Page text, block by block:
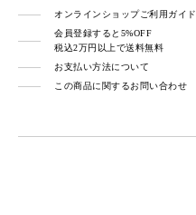
オンラインショップご利用ガイド
会員登録すると5%OFF
税込2万円以上で送料無料
お支払い方法について
この商品に関するお問い合わせ